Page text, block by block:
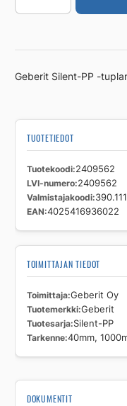
PP
Silent-
40mm,
Geberit Silent-PP -
TUOTETIEDOT
Tuotekoodi 2409562
LVI-numero 2409562
Valmistajakoodi
EAN 4025416936022
TOIMITTAJAN TIEDOT
Toimittaja Geberit Oy
Tuotemerkki Geberit
Tuotesarja Silent-PP
Tarkenne 40mm,
DOKUMENTIT